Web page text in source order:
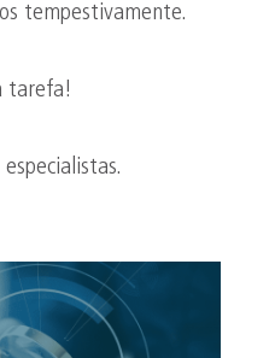
tempestivamente.
tarefa!